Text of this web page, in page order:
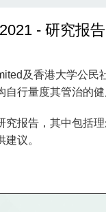
- 研究报告
及香港大学公
行量度其管治的
究报告，其中包括
议。